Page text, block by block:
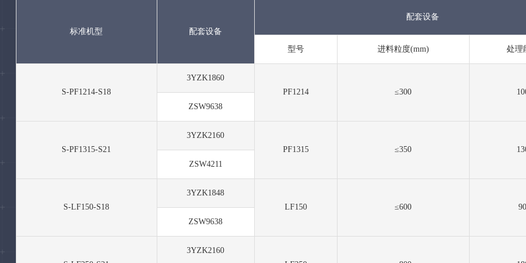
标准机型 配套设备
配套设备
型号 进料粒度(mm) 处理
S-PF1214-S18
3YZK1860
PF1214
≤300
ZSW9638
S-PF1315-S21
3YZK2160
PF1315
≤350
ZSW4211
S-LF150-S18
3YZK1848
LF150
≤600
ZSW9638
3YZK2160